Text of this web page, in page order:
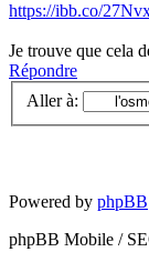
https://ibb.co/
Je trouve que cela
Répondre
Aller à:
Powered by phpBB
phpBB Mobile /